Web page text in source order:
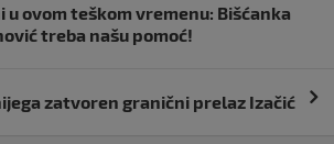
u ovom teškom vremenu: Bišćanka
treba našu pomoć!
zatvoren granični prelaz Izačić